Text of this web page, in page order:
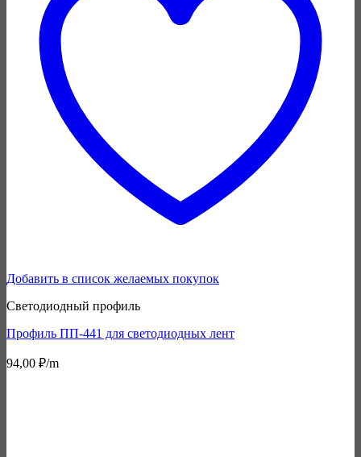
Добавить в список желаемых покупок
Светодиодный профиль
Профиль ПП-441 для светодиодных лент
94,00 ₽/m